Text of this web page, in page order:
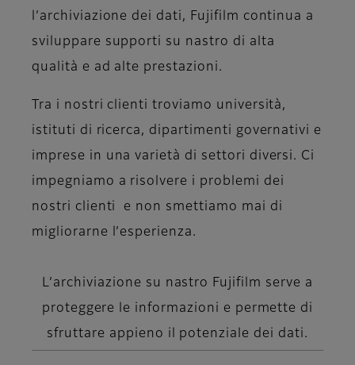
l’archiviazione dei dati, Fujifilm continua a
sviluppare supporti su nastro di alta
qualità e ad alte prestazioni.
Tra i nostri clienti troviamo università,
istituti di ricerca, dipartimenti governativi e
imprese in una varietà di settori diversi. Ci
impegniamo a risolvere i problemi dei
nostri clienti e non smettiamo mai di
migliorarne l’esperienza.
L’archiviazione su nastro Fujifilm serve a
proteggere le informazioni e permette di
sfruttare appieno il potenziale dei dati.